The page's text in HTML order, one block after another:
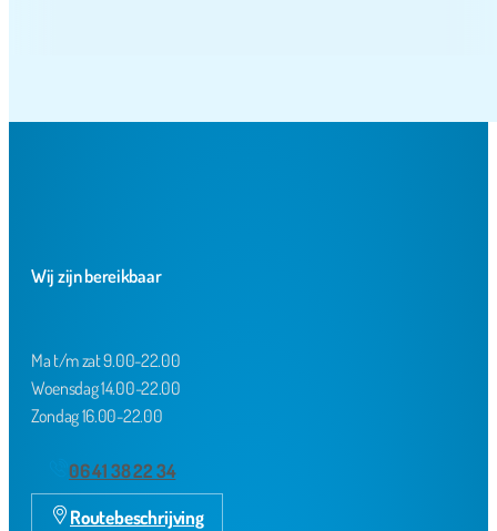
Wij zijn bereikbaar
Ma t/m zat 9.00-22.00
Woensdag 14.00-22.00
Zondag 16.00-22.00
06 41 38 22 34
Routebeschrijving